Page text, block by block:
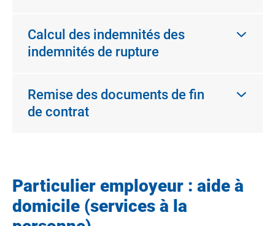
Calcul des indemnités des
indemnités de rupture
Remise des documents de fin
de contrat
Particulier employeur : aide à
domicile (services à la